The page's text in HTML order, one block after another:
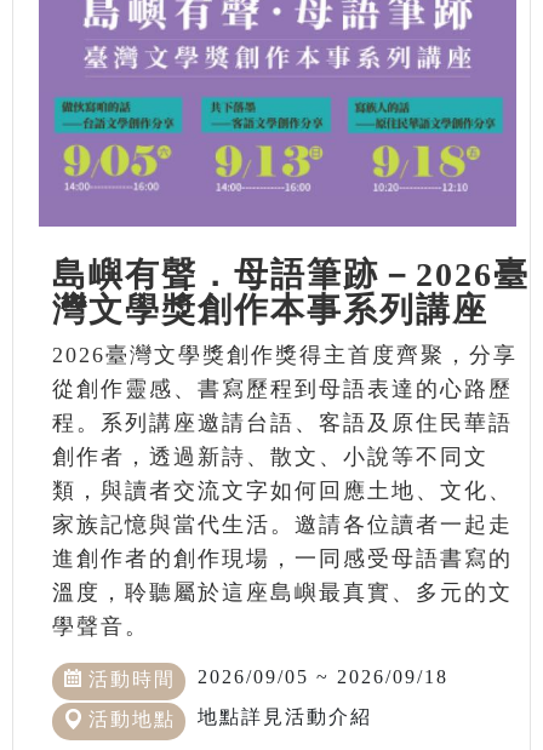
島嶼有聲．母語筆跡－2026臺
灣文學獎創作本事系列講座
2026臺灣文學獎創作獎得主首度齊聚，分享
從創作靈感、書寫歷程到母語表達的心路歷
程。系列講座邀請台語、客語及原住民華語
創作者，透過新詩、散文、小說等不同文
類，與讀者交流文字如何回應土地、文化、
家族記憶與當代生活。邀請各位讀者一起走
進創作者的創作現場，一同感受母語書寫的
溫度，聆聽屬於這座島嶼最真實、多元的文
學聲音。
活動時間 2026/09/05 ~ 2026/09/18
活動地點 地點詳見活動介紹